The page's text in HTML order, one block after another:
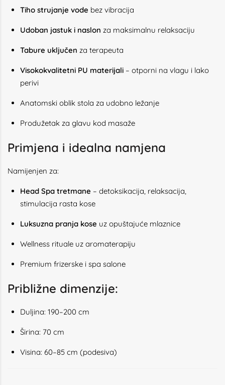
Tiho strujanje vode bez vibracija
Udoban jastuk i naslon za maksimalnu relaksaciju
Tabure uključen za terapeuta
Visokokvalitetni PU materijali – otporni na vlagu i lako
perivi
Anatomski oblik stola za udobno ležanje
Produžetak za glavu kod masaže
Primjena i idealna namjena
Namijenjen za:
Head Spa tretmane – detoksikacija, relaksacija,
stimulacija rasta kose
Luksuzna pranja kose uz opuštajuće mlaznice
Wellness rituale uz aromaterapiju
Premium frizerske i spa salone
Približne dimenzije:
Duljina: 190–200 cm
Širina: 70 cm
Visina: 60–85 cm (podesiva)